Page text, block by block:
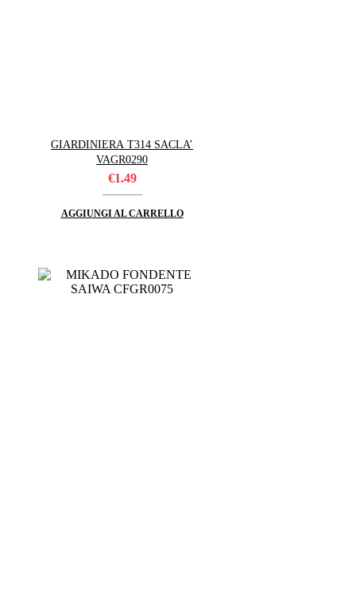
GIARDINIERA T314 SACLA’
VAGR0290
€1.49
AGGIUNGI AL CARRELLO